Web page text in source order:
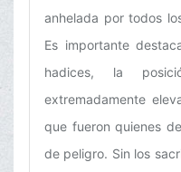
anhelada por todos
Es importante
hadices, la
extremadamente
que fueron quienes
de peligro. Sin los